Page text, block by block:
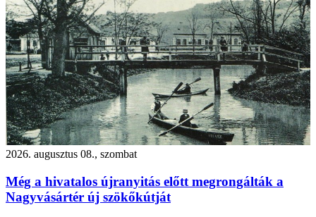
2026. augusztus 08., szombat
Még a hivatalos újranyitás előtt megrongálták a
Nagyvásártér új szökőkútját